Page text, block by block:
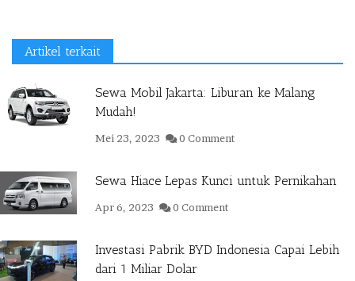
Artikel terkait
Sewa Mobil Jakarta: Liburan ke Malang
Mudah!
Mei 23, 2023 0 Comment
Sewa Hiace Lepas Kunci untuk Pernikahan
Apr 6, 2023 0 Comment
Investasi Pabrik BYD Indonesia Capai Lebih
dari 1 Miliar Dolar